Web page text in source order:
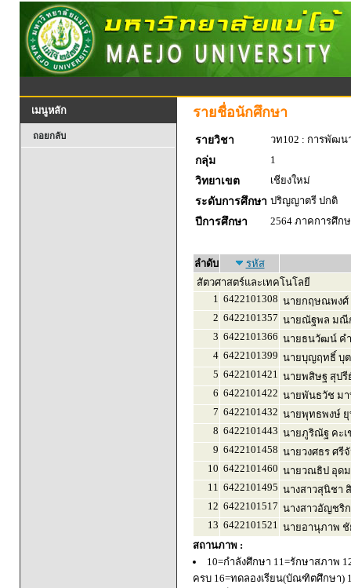
เมนูหลัก
ถอยกลับ
รายชื่อนักศึกษา
รายวิชา
วท102 : การพัฒน
กลุ่ม
1
วิทยาเขต
เชียงใหม่
ระดับการศึกษา ปริญญาตรี ปกติ
ปีการศึกษา
2564 ภาคการศึก
ลำดับ
รหัส
สัตวศาสตร์และเทคโนโลยี
1 6422101308 นายกฤษณพงศ์
2 6422101357 นายณัฐพล มณี
3 6422101366 นายธนวัฒน์ ค
4 6422101399 นายบุญฤทธิ์ บุต
5 6422101421 นายพสิษฐ สุป
6 6422101422 นายพันธวัช ม
7 6422101432 นายพุทธพงษ์
8 6422101443 นายภูริณัฐ คะ
9 6422101458 นายวงศธร ศรี
10 6422101460 นายวณธิป อุด
11 6422101495 นางสาวสุนิชา
12 6422101517 นางสาวอัญชริ
13 6422101521 นายอานุภาพ
สถานภาพ :
10=กำลังศึกษา 11=รักษาสภาพ
ครบ 16=ทดลองเรียน(บัณฑิตศึกษา)